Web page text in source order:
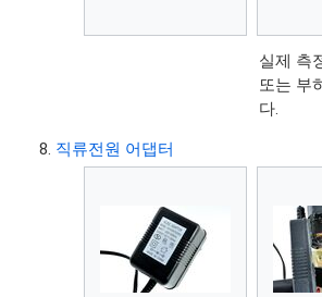
실제 측
또는 부
다.
직류전원 어댑터